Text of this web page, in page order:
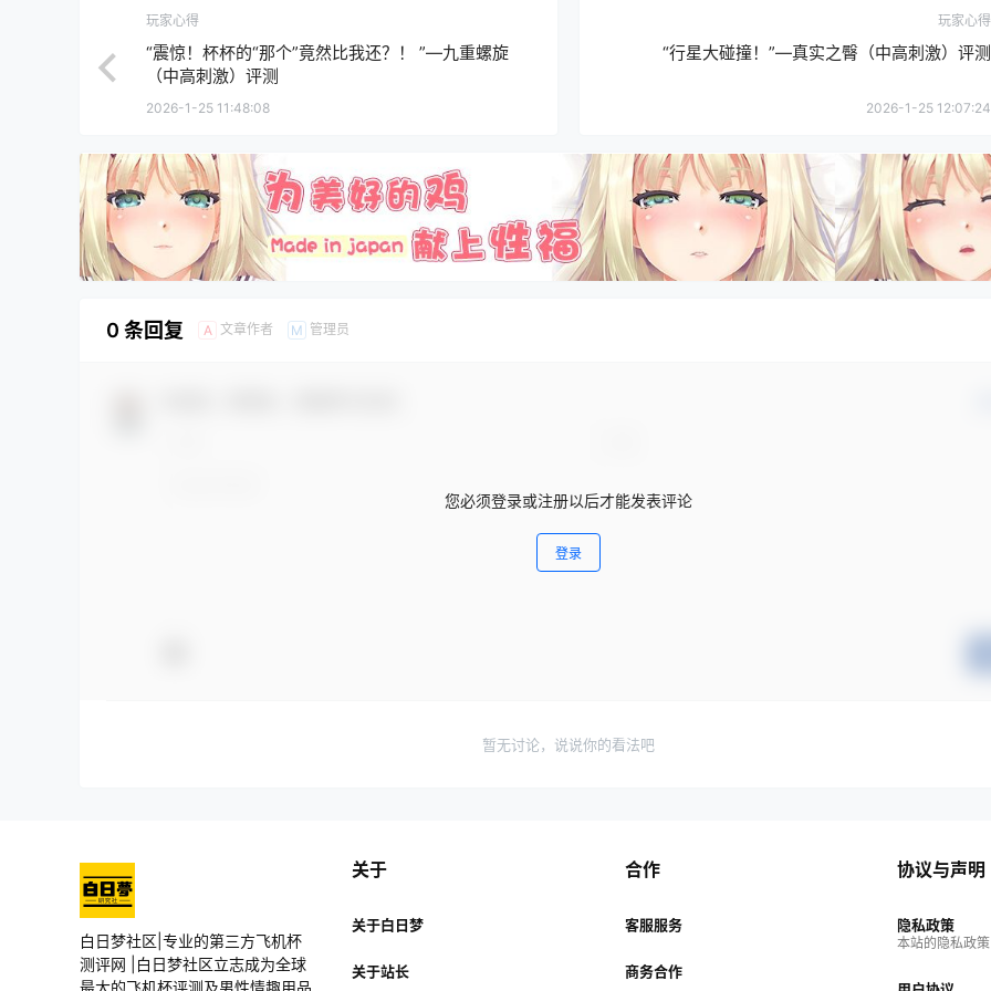
玩家心得
“震惊！杯杯的“那个”竟然比我还？！ ”—九重螺旋
（中高刺激）评测
2026-1-25 11:48:08
玩家心得
“行星大碰撞！”—真实之臀（中高刺激）评测
2026-1-25 12:07:24
0 条回复 A 文章作者 M 管理员
您必须登录或注册以后才能发表评论
登录
暂无讨论，说说你的看法吧
白日梦社区|专业的第三方飞机杯
测评网 |白日梦社区立志成为全球
最大的飞机杯评测及男性情趣用品
关于
关于白日梦
关于站长
合作
客服服务
商务合作
协议与声明
隐私政策
本站的隐私政策